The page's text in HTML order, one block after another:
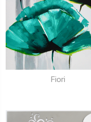
Fiori